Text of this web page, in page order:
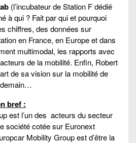
(l’incubateur de Station F dédié
à qui ? Fait par qui et pourquoi
chiffres, des données sur
en France, en Europe et dans
multimodal, les rapports avec
de la mobilité. Enfin, Robert
de sa vision sur la mobilité de
demain…
bref :
est l’un des acteurs du secteur
société cotée sur Euronext
Mobility Group est d’être la